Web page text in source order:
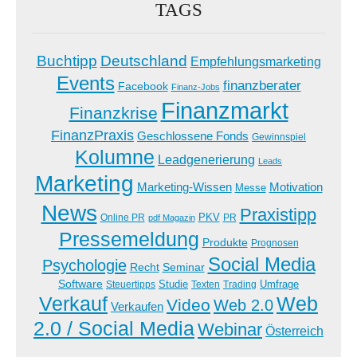
TAGS
Buchtipp Deutschland Empfehlungsmarketing
Events Facebook Finanz-Jobs finanzberater
Finanzkrise Finanzmarkt
FinanzPraxis Geschlossene Fonds Gewinnspiel
Kolumne Leadgenerierung Leads
Marketing Marketing-Wissen Messe Motivation
News Online PR pdf Magazin PKV PR Praxistipp
Pressemeldung Produkte Prognosen
Psychologie Recht Seminar Social Media
Software Steuertipps Studie Texten Trading Umfrage
Verkauf Verkaufen Video Web 2.0Web
2.0 / Social MediaWebinar Österreich